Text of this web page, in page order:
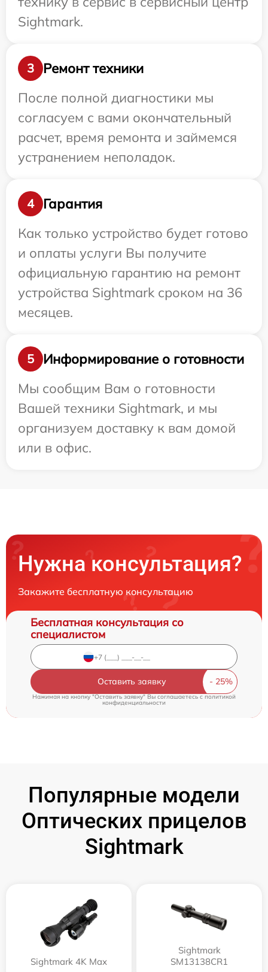
Sightmark.
3
Ремонт техники
После полной диагностики мы
согласуем с вами окончательный
расчет, время ремонта и займемся
устранением неполадок.
4
Гарантия
Как только устройство будет готово
и оплаты услуги Вы получите
официальную гарантию на ремонт
устройства Sightmark сроком на 36
месяцев.
5
Информирование о готовности
Мы сообщим Вам о готовности
Вашей техники Sightmark, и мы
организуем доставку к вам домой
или в офис.
Нужна консультация?
Закажите бесплатную консультацию
Бесплатная консультация со
специалистом
Оставить заявку
Нажимая на кнопку "Оставить заявку" Вы соглашаетесь cполитикой
конфиденциальности
Популярные модели
Оптических прицелов
Sightmark
Sightmark 4K Max
Sightmark
SM13138CR1